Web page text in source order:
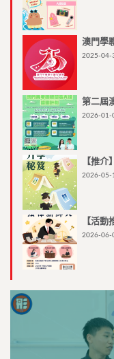
澳門學
2025-04-
第二屆
2026-01-
【推
2026-05-
【活動
2026-06-